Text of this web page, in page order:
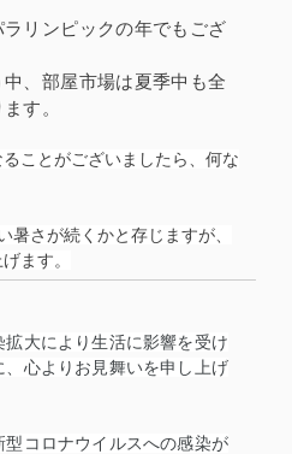
リンピックの年でもござ
、部屋市場は夏季中も全
す。
ことがございましたら、何な
暑さが続くかと存じますが、
ます。
大により生活に影響を受け
、心よりお見舞いを申し上げ
コロナウイルスへの感染が